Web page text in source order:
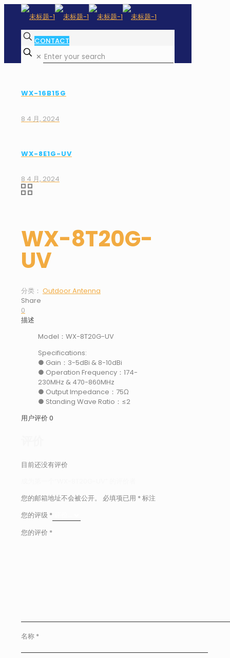
CONTACT
✕
WX-16B15G
8 4 月, 2024
WX-8E1G-UV
8 4 月, 2024
WX-8T20G-
UV
分类： Outdoor Antenna
Share
0
描述
Model：WX-8T20G-UV
Specifications:
● Gain：3-5dBi & 8-10dBi
● Operation Frequency：174-
230MHz & 470-860MHz
● Output Impedance：75Ω
● Standing Wave Ratio：≤2
用户评价0
目前还没有评价
您的邮箱地址不会被公开。
必填项已用 *标注
您的评级 *
您的评价 *
名称 *